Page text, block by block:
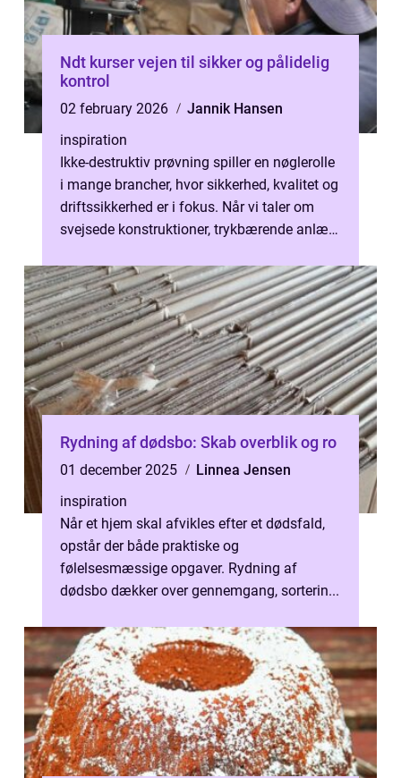
Ndt kurser vejen til sikker og pålidelig
kontrol
02 february 2026
Jannik Hansen
inspiration
Ikke-destruktiv prøvning spiller en nøglerolle
i mange brancher, hvor sikkerhed, kvalitet og
driftssikkerhed er i fokus. Når vi taler om
svejsede konstruktioner, trykbærende anlæg,
Rydning af dødsbo: Skab overblik og ro
01 december 2025
Linnea Jensen
inspiration
Når et hjem skal afvikles efter et dødsfald,
opstår der både praktiske og
følelsesmæssige opgaver. Rydning af
dødsbo dækker over gennemgang, sorterin...